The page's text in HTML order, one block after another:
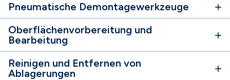
Pneumatische Demontagewerkzeuge
Oberflächenvorbereitung und
Bearbeitung
Reinigen und Entfernen von
Ablagerungen